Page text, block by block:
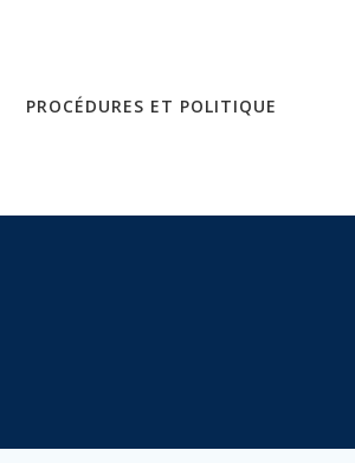
PROCÉDURES ET POLITIQUE